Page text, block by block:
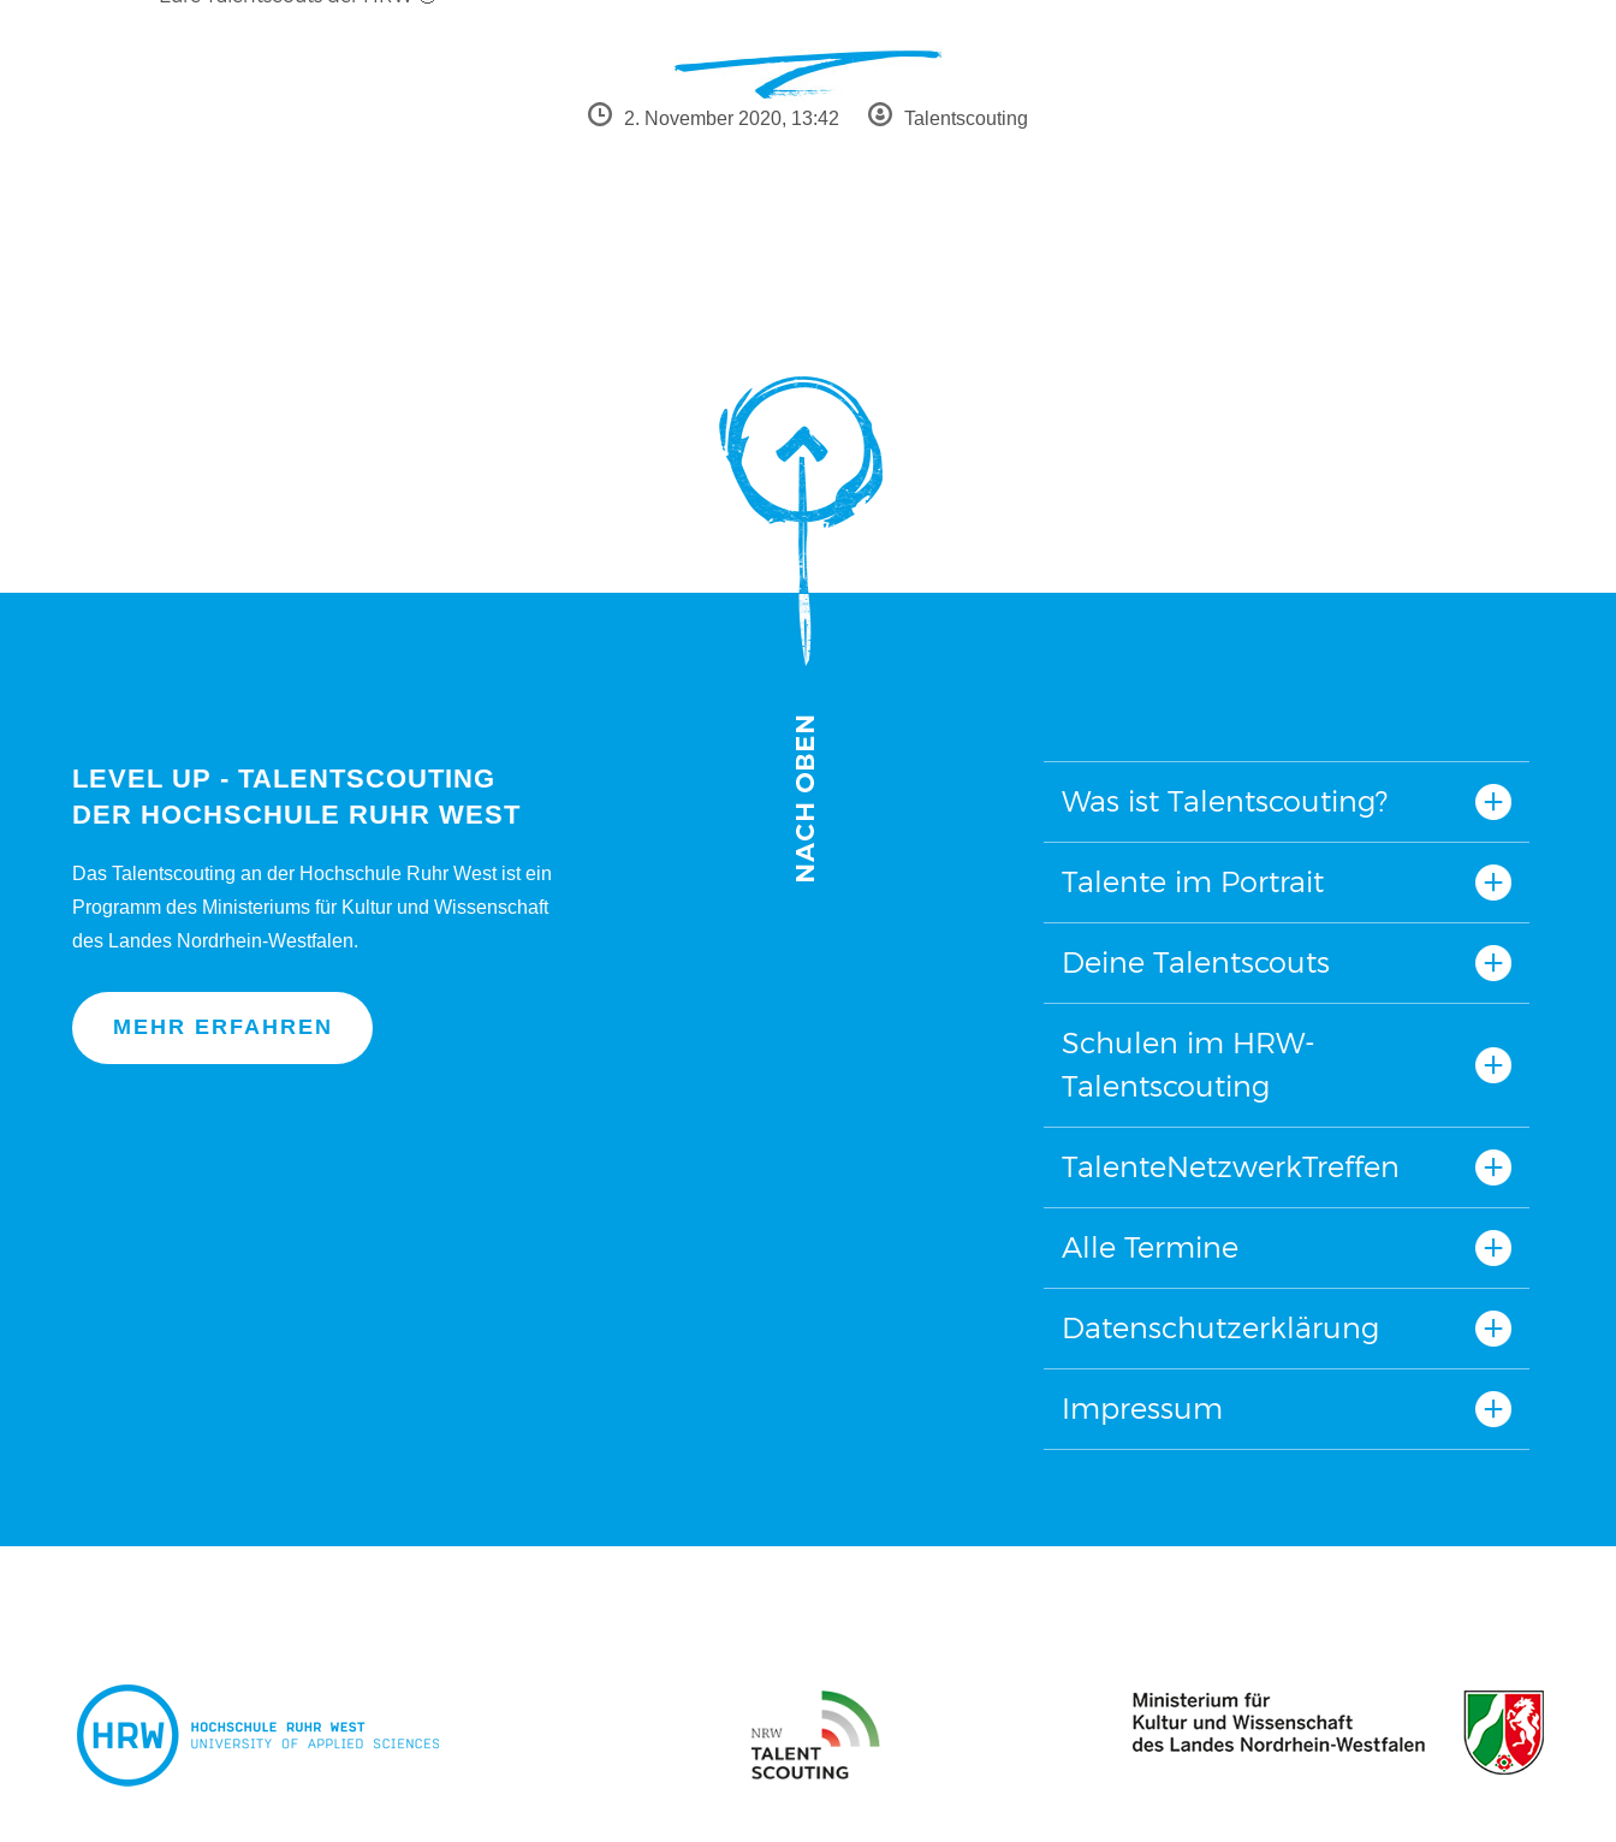
2. November 2020, 13:42 Talentscouting
LEVEL UP - TALENTSCOUTING
DER HOCHSCHULE RUHR WEST
Das Talentscouting an der Hochschule Ruhr West ist ein
Programm des Ministeriums für Kultur und Wissenschaft
des Landes Nordrhein-Westfalen.
MEHR ERFAHREN
Was ist Talentscouting?
Talente im Portrait
Deine Talentscouts
Schulen im HRW-
Talentscouting
TalenteNetzwerkTreffen
Alle Termine
Datenschutzerklärung
Impressum